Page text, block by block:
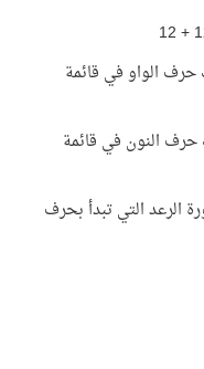
وهذا هو ترتيب حرف الواو في قائمة
وهذا هو ترتيب حرف النون في قائمة
الرعد التي تبدأ بحرف